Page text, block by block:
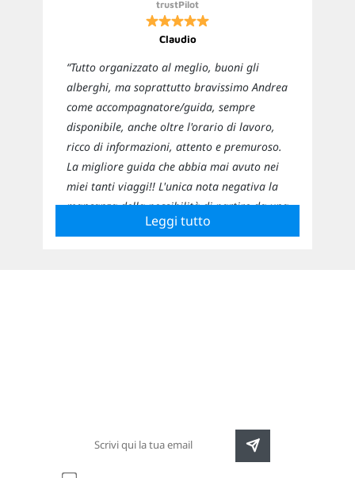
trustPilot
Claudio
“Tutto organizzato al meglio, buoni gli
alberghi, ma soprattutto bravissimo Andrea
come accompagnatore/guida, sempre
disponibile, anche oltre l'orario di lavoro,
ricco di informazioni, attento e premuroso.
La migliore guida che abbia mai avuto nei
miei tanti viaggi!! L'unica nota negativa la
mancanza della possibilità di partire da una
città diversa da Milano o Roma e quella di
Leggi tutto